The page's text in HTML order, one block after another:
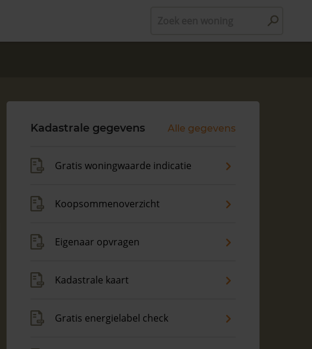
Kadastrale gegevens Alle gegevens
Gratis woningwaarde indicatie
Koopsommenoverzicht
Eigenaar opvragen
Kadastrale kaart
Gratis energielabel check